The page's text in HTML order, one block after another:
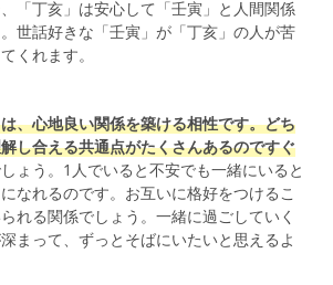
「丁亥」は安心して「壬寅」と人間関係
世話好きな「壬寅」が「丁亥」の人が苦
くれます。
、心地良い関係を築ける相性です。どち
し合える共通点がたくさんあるのですぐ
ょう。1人でいると不安でも一緒にいると
なれるのです。お互いに格好をつけるこ
れる関係でしょう。一緒に過ごしていく
まって、ずっとそばにいたいと思えるよ